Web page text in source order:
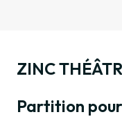
ZINC
Partition